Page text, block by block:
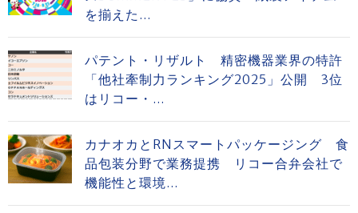
を揃えた...
パテント・リザルト 精密機器業界の特許
「他社牽制力ランキング2025」公開 3位
はリコー・...
カナオカとRNスマートパッケージング 食
品包装分野で業務提携 リコー合弁会社で
機能性と環境...